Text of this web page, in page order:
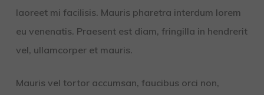
laoreet mi facilisis. Mauris pharetra interdum lorem
eu venenatis. Praesent est diam, fringilla in hendrerit
vel, ullamcorper et mauris.
Mauris vel tortor accumsan, faucibus orci non,